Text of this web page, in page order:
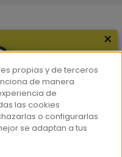
×
propias y de terceros
de manera
de
las cookies
o configurarlas
se adaptan a tus